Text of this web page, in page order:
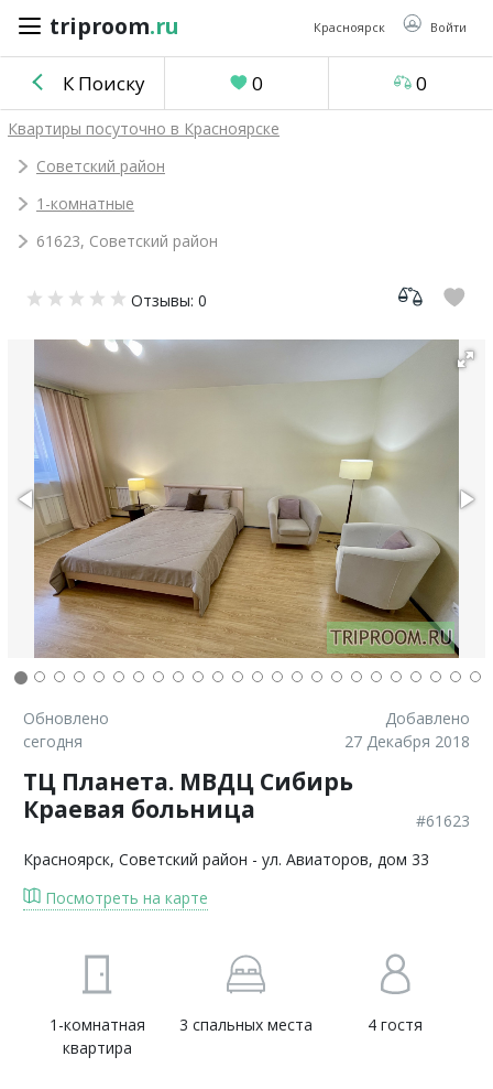
triproom.ru Красноярск Войти
triproom .ru
Российский
Войти / Зарегистрироваться
объявление
Сравнение
К Поиску 0 0
Квартиры посуточно в Красноярске
Советский район
1-комнатные
61623, Советский район
Отзывы: 0
Обновлено
сегодня
Добавлено
27 Декабря 2018
ТЦ Планета. МВДЦ Сибирь
Краевая больница
#61623
Красноярск, Советский район - ул. Авиаторов, дом 33
Посмотреть на карте
1-комнатная
квартира
3 спальных места 4 гостя